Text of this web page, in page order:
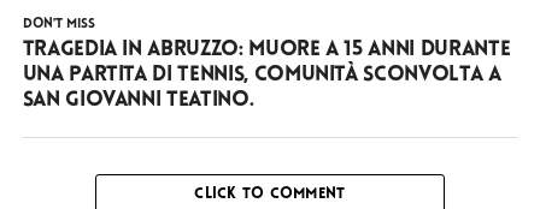
DON'T MISS
Tragedia in Abruzzo: muore a 15 anni durante
una partita di tennis, comunità sconvolta a
San Giovanni Teatino.
CLICK TO COMMENT